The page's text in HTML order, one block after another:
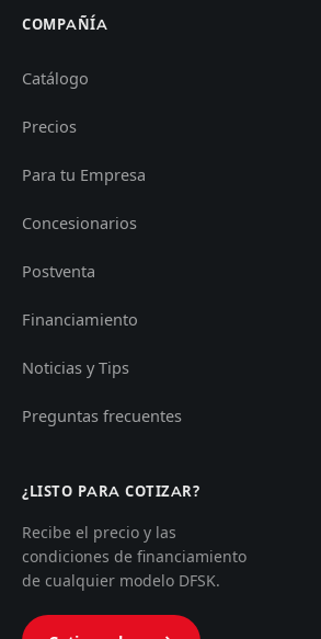
COMPAÑÍA
Catálogo
Precios
Para tu Empresa
Concesionarios
Postventa
Financiamiento
Noticias y Tips
Preguntas frecuentes
¿LISTO PARA COTIZAR?
Recibe el precio y las
condiciones de financiamiento
de cualquier modelo DFSK.